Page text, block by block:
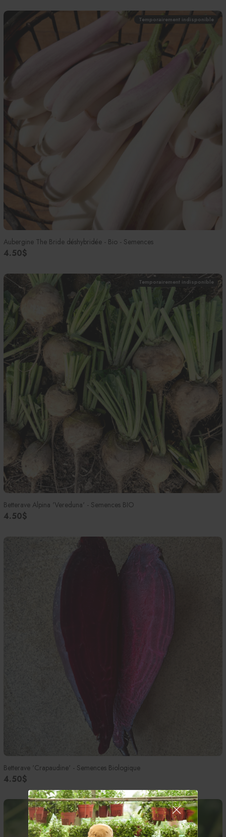
Temporairement indisponible
Aubergine The Bride déshybridée - Bio - Semences
4.50$
Temporairement indisponible
Betterave Alpina 'Vereduna' - Semences BIO
4.50$
Betterave 'Crapaudine' - Semences Biologique
4.50$